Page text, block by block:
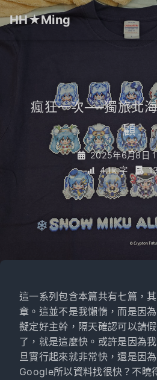
HH★Ming
標籤 關於
瘋狂一次──獨旅北
顧_
2025年6月8日
4.1k 字
這一系列包含本篇共有七篇，
章。這並不是我懶惰，而是因
擬定好主幹，隔天確認可以請
了，就是這麼快。或許是因為
旦實行起來就非常快，還是因
Google所以資料找很快？不曉